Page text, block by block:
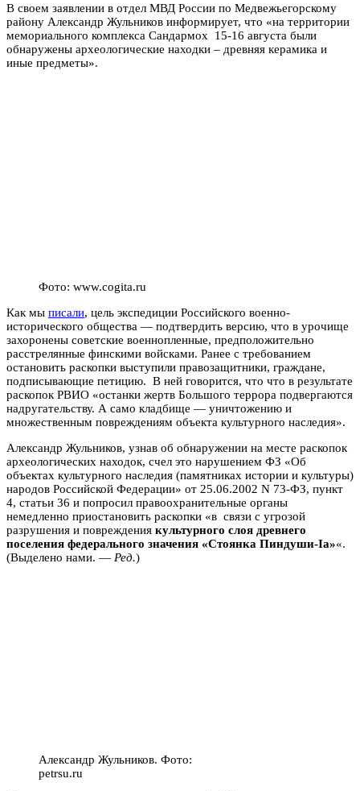
В своем заявлении в отдел МВД России по Медвежьегорскому
району Александр Жульников информирует, что «на территории
мемориального комплекса Сандармох 15-16 августа были
обнаружены археологические находки – древняя керамика и
иные предметы».
Фото: www.cogita.ru
Как мы писали, цель экспедиции Российского военно-
исторического общества — подтвердить версию, что в урочище
захоронены советские военнопленные, предположительно
расстрелянные финскими войсками. Ранее с требованием
остановить раскопки выступили правозащитники, граждане,
подписывающие петицию. В ней говорится, что что в результате
раскопок РВИО «останки жертв Большого террора подвергаются
надругательству. А само кладбище — уничтожению и
множественным повреждениям объекта культурного наследия».
Александр Жульников, узнав об обнаружении на месте раскопок
археологических находок, счел это нарушением ФЗ «Об
объектах культурного наследия (памятниках истории и культуры)
народов Российской Федерации» от 25.06.2002 N 73-ФЗ, пункт
4, статьи 36 и попросил правоохранительные органы
немедленно приостановить раскопки «в связи с угрозой
разрушения и повреждения культурного слоя древнего
поселения федерального значения «Стоянка Пиндуши-Ia»«.
(Выделено нами. — Ред.)
Александр Жульников. Фото:
petrsu.ru